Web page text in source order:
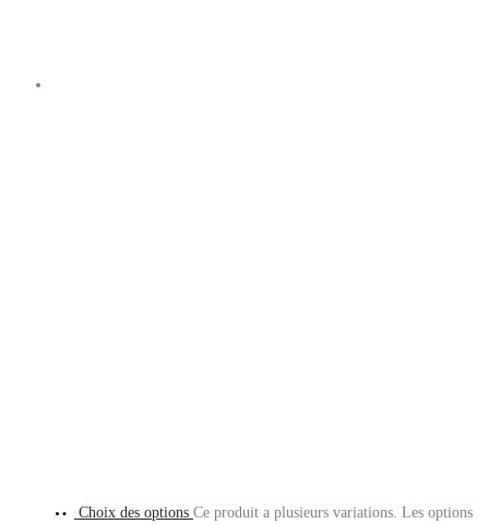
Choix des options Ce produit a plusieurs variations. Les options